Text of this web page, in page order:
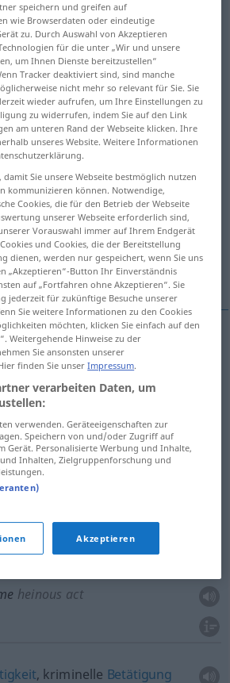
anklicken/antippen)
Frevel, Übel-, Untat
kriminelle
JUR
(meistschwerer Art)
act
heinous act
, kriminelle Betätigung
speichern und greifen auf
wie Browserdaten oder eindeutige
zu. Durch Auswahl von Akzeptieren
für die unter „Wir und unsere
um Ihnen Dienste bereitzustellen“
Tracker deaktiviert sind, sind manche
nicht mehr so relevant für Sie. Sie
wieder aufrufen, um Ihre Einstellungen zu
zu widerrufen, indem Sie auf den Link
am unteren Rand der Webseite klicken. Ihre
unseres Website. Weitere Informationen
Sie unsere Webseite bestmöglich nutzen
kommunizieren können. Notwendige,
Cookies, die für den Betrieb der Webseite
unserer Webseite erforderlich sind,
Vorauswahl immer auf Ihrem Endgerät
und Cookies, die der Bereitstellung
dienen, werden nur gespeichert, wenn Sie uns
„Akzeptieren“-Button Ihr Einverständnis
auf „Fortfahren ohne Akzeptieren“. Sie
jederzeit für zukünftige Besuche unserer
Sie weitere Informationen zu den Cookies
möchten, klicken Sie einfach auf den
Weitergehende Hinweise zu der
Sie ansonsten unserer
finden Sie unserImpressum.
verarbeiten Daten, um
verwenden. Geräteeigenschaften zur
Speichern von und/oder Zugriff auf
Gerät. Personalisierte Werbung und Inhalte,
Inhalten, Zielgruppenforschung und
Akzeptieren